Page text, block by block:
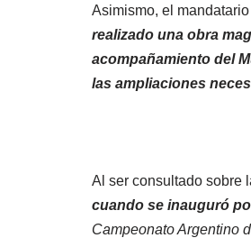
Asimismo, el
realizado una obra
acompañamiento del
las ampliaciones
Al ser consultado sobre
cuando se inauguró
Campeonato Argentino